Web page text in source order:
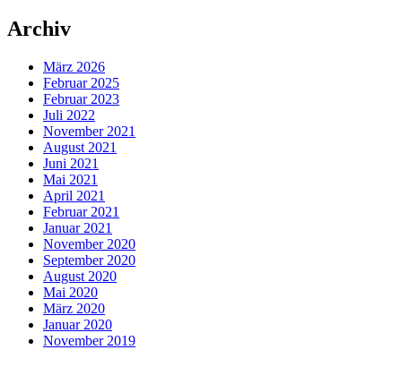
Archiv
März 2026
Februar 2025
Februar 2023
Juli 2022
November 2021
August 2021
Juni 2021
Mai 2021
April 2021
Februar 2021
Januar 2021
November 2020
September 2020
August 2020
Mai 2020
März 2020
Januar 2020
November 2019